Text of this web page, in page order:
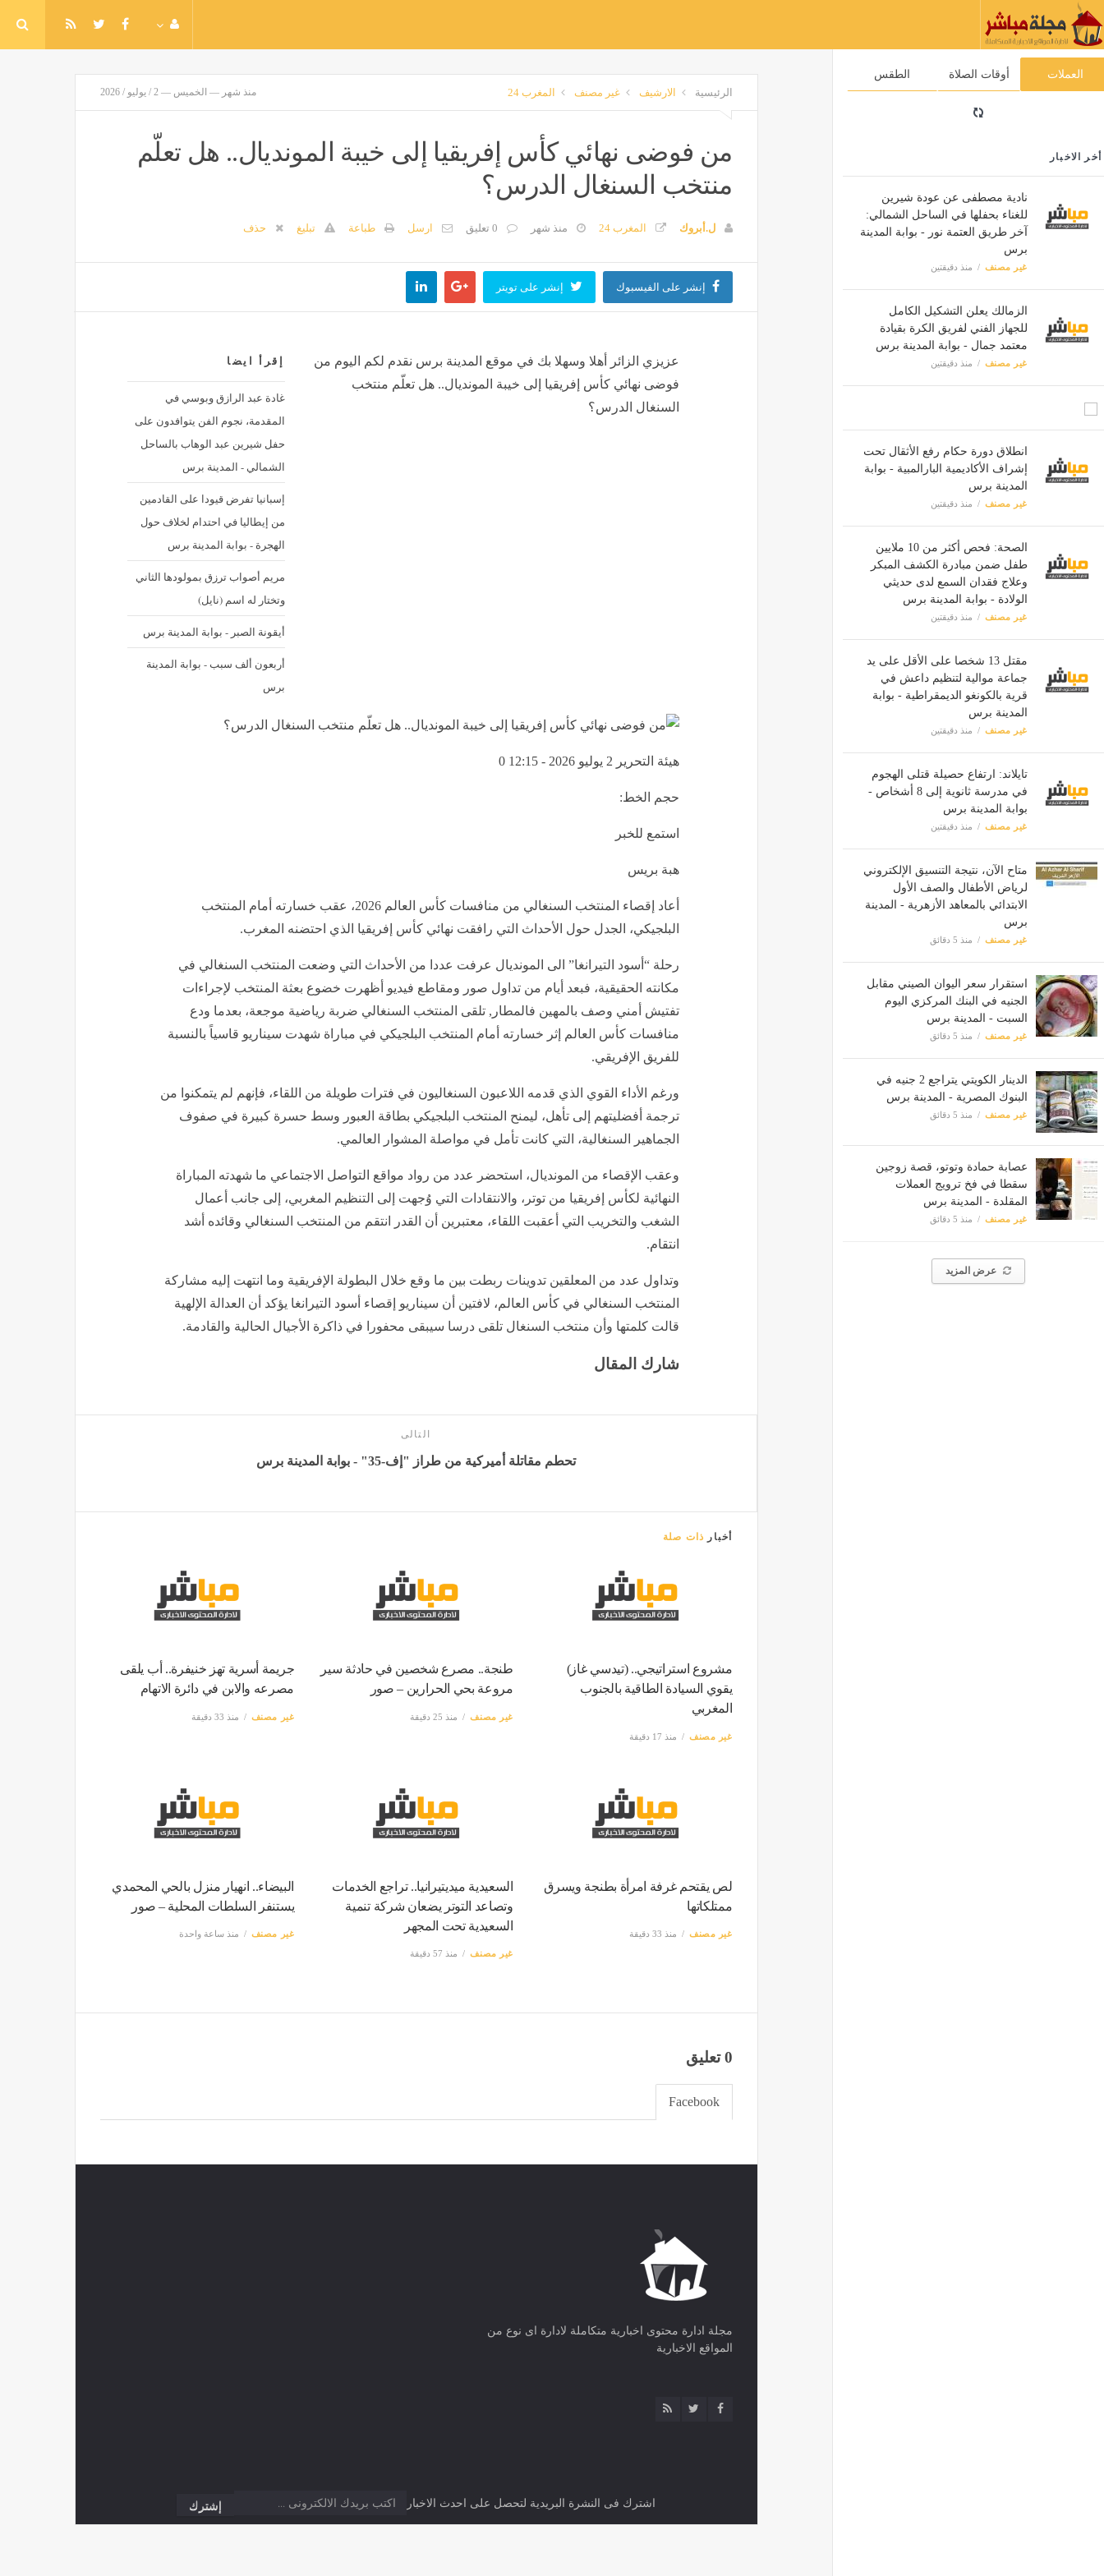
العملات أوقات الصلاة الطقس
أخر الاخبار
نادية مصطفى عن عودة شيرين
للغناء بحفلها في الساحل الشمالي:
آخر طريق العتمة نور - بوابة المدينة
برس
غير مصنف منذ دقيقتين
الزمالك يعلن التشكيل الكامل
للجهاز الفني لفريق الكرة بقيادة
معتمد جمال - بوابة المدينة برس
غير مصنف منذ دقيقتين
انطلاق دورة حكام رفع الأثقال تحت
إشراف الأكاديمية البارالمبية - بوابة
المدينة برس
غير مصنف منذ دقيقتين
الصحة: فحص أكثر من 10 ملايين
طفل ضمن مبادرة الكشف المبكر
وعلاج فقدان السمع لدى حديثي
الولادة - بوابة المدينة برس
غير مصنف منذ دقيقتين
مقتل 13 شخصا على الأقل على يد
جماعة موالية لتنظيم داعش في
قرية بالكونغو الديمقراطية - بوابة
المدينة برس
غير مصنف منذ دقيقتين
تايلاند: ارتفاع حصيلة قتلى الهجوم
في مدرسة ثانوية إلى 8 أشخاص -
بوابة المدينة برس
غير مصنف منذ دقيقتين
متاح الآن، نتيجة التنسيق الإلكتروني
لرياض الأطفال والصف الأول
الابتدائي بالمعاهد الأزهرية - المدينة
برس
غير مصنف منذ 5 دقائق
استقرار سعر اليوان الصيني مقابل
الجنيه في البنك المركزي اليوم
السبت - المدينة برس
غير مصنف منذ 5 دقائق
الدينار الكويتي يتراجع 2 جنيه في
البنوك المصرية - المدينة برس
غير مصنف منذ 5 دقائق
عصابة حمادة وتوتو، قصة زوجين
سقطا في فخ ترويج العملات
المقلدة - المدينة برس
غير مصنف منذ 5 دقائق
عرض المزيد
الرئيسية الارشيف غير مصنف المغرب 24 منذ شهر — الخميس — 2 / يوليو / 2026
من فوضى نهائي كأس إفريقيا إلى خيبة المونديال.. هل تعلّم
منتخب السنغال الدرس؟
ل.أبروك المغرب 24 منذ شهر 0 تعليق ارسل طباعة تبليغ حذف
إنشر على الفيسبوك إنشر على تويتر
إقرأ ايضا
غادة عبد الرازق وبوسي في
المقدمة، نجوم الفن يتوافدون على
حفل شيرين عبد الوهاب بالساحل
الشمالي - المدينة برس
إسبانيا تفرض قيودا على القادمين
من إيطاليا في احتدام لخلاف حول
الهجرة - بوابة المدينة برس
مريم أصواب ترزق بمولودها الثاني
وتختار له اسم (نايل)
أيقونة الصبر - بوابة المدينة برس
أربعون ألف سبب - بوابة المدينة
برس
عزيزي الزائر أهلا وسهلا بك في موقع المدينة برس نقدم لكم اليوم من
فوضى نهائي كأس إفريقيا إلى خيبة المونديال.. هل تعلّم منتخب
السنغال الدرس؟
هيئة التحرير 2 يوليو 2026 - 12:15 0
حجم الخط:
استمع للخبر
هبة بريس
أعاد إقصاء المنتخب السنغالي من منافسات كأس العالم 2026، عقب خسارته أمام المنتخب
البلجيكي، الجدل حول الأحداث التي رافقت نهائي كأس إفريقيا الذي احتضنه المغرب.
رحلة “أسود التيرانغا” الى المونديال عرفت عددا من الأحداث التي وضعت المنتخب السنغالي في
مكانته الحقيقية، فبعد أيام من تداول صور ومقاطع فيديو أظهرت خضوع بعثة المنتخب لإجراءات
تفتيش أمني وصف بالمهين فالمطار, تلقى المنتخب السنغالي ضربة رياضية موجعة، بعدما ودع
منافسات كأس العالم إثر خسارته أمام المنتخب البلجيكي في مباراة شهدت سيناريو قاسياً بالنسبة
للفريق الإفريقي.
ورغم الأداء القوي الذي قدمه اللاعبون السنغاليون في فترات طويلة من اللقاء، فإنهم لم يتمكنوا من
ترجمة أفضليتهم إلى تأهل، ليمنح المنتخب البلجيكي بطاقة العبور وسط حسرة كبيرة في صفوف
الجماهير السنغالية، التي كانت تأمل في مواصلة المشوار العالمي.
وعقب الإقصاء من المونديال، استحضر عدد من رواد مواقع التواصل الاجتماعي ما شهدته المباراة
النهائية لكأس إفريقيا من توتر، والانتقادات التي وُجهت إلى التنظيم المغربي، إلى جانب أعمال
الشغب والتخريب التي أعقبت اللقاء، معتبرين أن القدر انتقم من المنتخب السنغالي وقائده أشد
انتقام.
وتداول عدد من المعلقين تدوينات ربطت بين ما وقع خلال البطولة الإفريقية وما انتهت إليه مشاركة
المنتخب السنغالي في كأس العالم، لافتين أن سيناريو إقصاء أسود التيرانغا يؤكد أن العدالة الإلهية
قالت كلمتها وأن منتخب السنغال تلقى درسا سيبقى محفورا في ذاكرة الأجيال الحالية والقادمة.
شارك المقال
التالى
تحطم مقاتلة أميركية من طراز "إف-35" - بوابة المدينة برس
أخبار ذات صلة
مشروع استراتيجي.. (تيدسي غاز)
يقوي السيادة الطاقية بالجنوب
المغربي
غير مصنف منذ 17 دقيقة
طنجة.. مصرع شخصين في حادثة سير
مروعة بحي الحرارين – صور
غير مصنف منذ 25 دقيقة
جريمة أسرية تهز خنيفرة.. أب يلقى
مصرعه والابن في دائرة الاتهام
غير مصنف منذ 33 دقيقة
لص يقتحم غرفة امرأة بطنجة ويسرق
ممتلكاتها
غير مصنف منذ 33 دقيقة
السعيدية ميديتيرانيا.. تراجع الخدمات
وتصاعد التوتر يضعان شركة تنمية
السعيدية تحت المجهر
غير مصنف منذ 57 دقيقة
البيضاء.. انهيار منزل بالحي المحمدي
يستنفر السلطات المحلية – صور
غير مصنف منذ ساعة واحدة
0 تعليق
Facebook
مجلة ادارة محتوى اخبارية متكاملة لادارة اى نوع من
المواقع الاخبارية
اشترك فى النشرة البريدية لتحصل على احدث الاخبار